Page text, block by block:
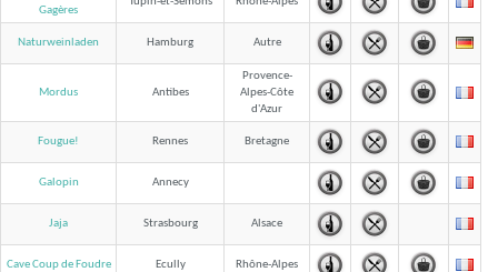
Gagères
Naturweinladen Hamburg Autre
Mordus Antibes
Provence-
Alpes-Côte
d'Azur
Fougue! Rennes Bretagne
Galopin Annecy
Jaja Strasbourg Alsace
Cave Coup de Foudre Ecully Rhône-Alpes